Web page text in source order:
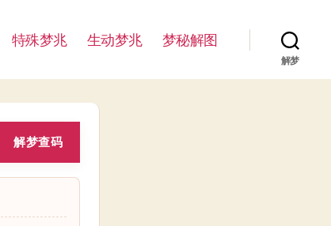
特殊梦兆 生动梦兆 梦秘解图
解梦
解梦查码